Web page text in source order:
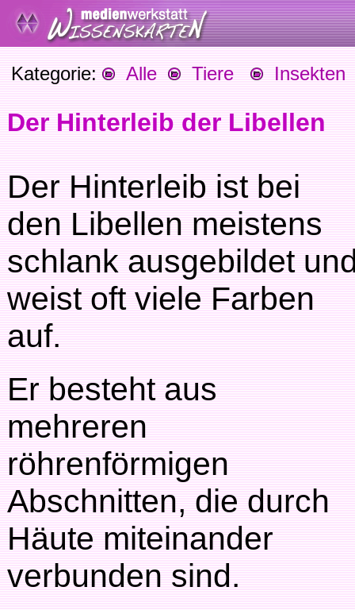
Kategorie: Alle Tiere Insekten
Der Hinterleib der Libellen
Der Hinterleib ist bei
den Libellen meistens
schlank ausgebildet
weist oft viele Farben
auf.
Er besteht aus
mehreren
röhrenförmigen
Abschnitten, die durch
Häute miteinander
verbunden sind.